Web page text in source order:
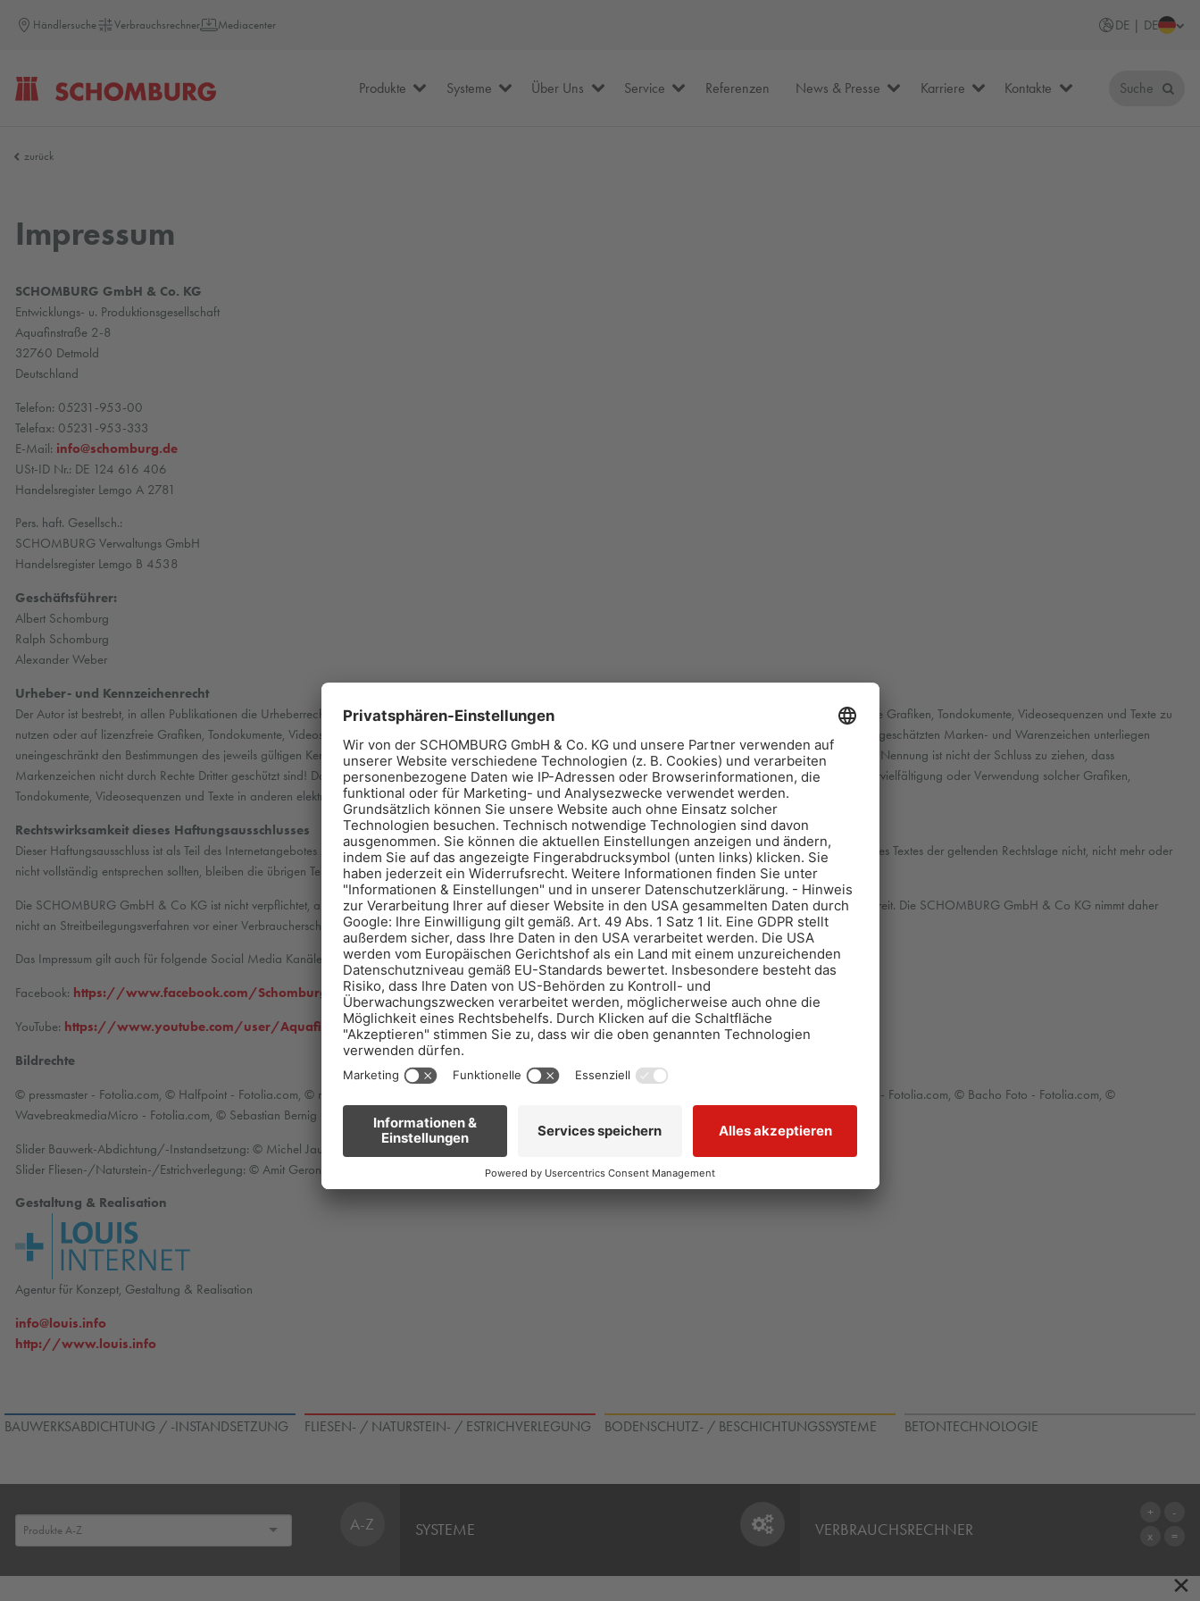
×
Händlersuche Verbrauchsrechner Mediacenter DE | DE
Produkte Systeme Über Uns Service Referenzen News & Presse Karriere Kontakte Suche
zurück
Impressum
SCHOMBURG GmbH & Co. KG
Entwicklungs- u. Produktionsgesellschaft
Aquafinstraße 2-8
32760 Detmold
Deutschland
Telefon: 05231-953-00
Telefax: 05231-953-333
E-Mail: info@schomburg.de
USt-ID Nr.: DE 124 616 406
Handelsregister Lemgo A 2781
Pers. haft. Gesellsch.:
SCHOMBURG Verwaltungs GmbH
Handelsregister Lemgo B 4538
Geschäftsführer:
Albert Schomburg
Ralph Schomburg
Alexander Weber
Urheber- und Kennzeichenrecht
Der Autor ist bestrebt, in allen Publikationen die Urheberrechte der verwendeten Grafiken, Tondokumente, Videosequenzen und Texte zu beachten, von ihm selbst erstellte Grafiken, Tondokumente, Videosequenzen und Texte zu
nutzen oder auf lizenzfreie Grafiken, Tondokumente, Videosequenzen und Texte zurückzugreifen. Alle innerhalb des Internetangebotes genannten und ggf. durch Dritte geschätzten Marken- und Warenzeichen unterliegen
uneingeschränkt den Bestimmungen des jeweils gültigen Kennzeichenrechts und den Besitzrechten der jeweiligen eingetragenen Eigentümer. Allein aufgrund der bloßen Nennung ist nicht der Schluss zu ziehen, dass
Markenzeichen nicht durch Rechte Dritter geschützt sind! Das Copyright für veröffentlichte, vom Autor selbst erstellte Objekte bleibt allein beim Autor der Seiten. Eine Vervielfältigung oder Verwendung solcher Grafiken,
Tondokumente, Videosequenzen und Texte in anderen elektronischen oder gedruckten Publikationen ist ohne ausdrückliche Zustimmung des Autors nicht gestattet.
Rechtswirksamkeit dieses Haftungsausschlusses
Dieser Haftungsausschluss ist als Teil des Internetangebotes zu betrachten, von dem aus auf diese Seite verwiesen wurde. Sofern Teile oder einzelne Formulierungen dieses Textes der geltenden Rechtslage nicht, nicht mehr oder
nicht vollständig entsprechen sollten, bleiben die übrigen Teile des Dokumentes in ihrem Inhalt und ihrer Gültigkeit davon unberührt.
Die SCHOMBURG GmbH & Co KG ist nicht verpflichtet, an Streitbeilegungsverfahren vor einer Verbraucherschlichtungsstelle teilzunehmen und ist hierzu auch nicht bereit. Die SCHOMBURG GmbH & Co KG nimmt daher
nicht an Streitbeilegungsverfahren vor einer Verbraucherschlichtungsstelle teil.
Das Impressum gilt auch für folgende Social Media Kanäle und Webseiten:
Facebook: https://www.facebook.com/Schomburg-Gruppe-109999109076091
YouTube: https://www.youtube.com/user/AquafinSchomburg
Bildrechte
© pressmaster - Fotolia.com, © Halfpoint - Fotolia.com, © maxoidos - Fotolia.com, © Henry Schmitt - Fotolia.com, © Minerva Studio - Fotolia.com, © contrastwerkstatt - Fotolia.com, © Bacho Foto - Fotolia.com, ©
WavebreakmediaMicro - Fotolia.com, © Sebastian Bernig - Fotolia.com, © Martina Berg - Fotolia.com, © rawpixel.com - freepik.com
Slider Bauwerk-Abdichtung/-Instandsetzung: © Michel Jaussi
Slider Fliesen-/Naturstein-/Estrichverlegung: © Amit Geron
Gestaltung & Realisation
Agentur für Konzept, Gestaltung & Realisation
info@louis.info
http://www.louis.info
BAUWERKSABDICHTUNG / -INSTANDSETZUNG FLIESEN- / NATURSTEIN- / ESTRICHVERLEGUNG BODENSCHUTZ- / BESCHICHTUNGSSYSTEME BETONTECHNOLOGIE
A-Z SYSTEME VERBRAUCHSRECHNER